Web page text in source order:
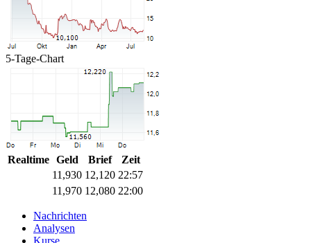
5-Tage-Chart
Realtime Geld Brief
Zeit
11,930 12,120 22:57
11,970 12,080 22:00
Nachrichten
Analysen
Kurse